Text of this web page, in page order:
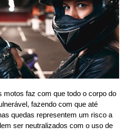
motos faz com que todo o corpo do
fazendo com que até
quedas representem um risco a
ser neutralizados com o uso de